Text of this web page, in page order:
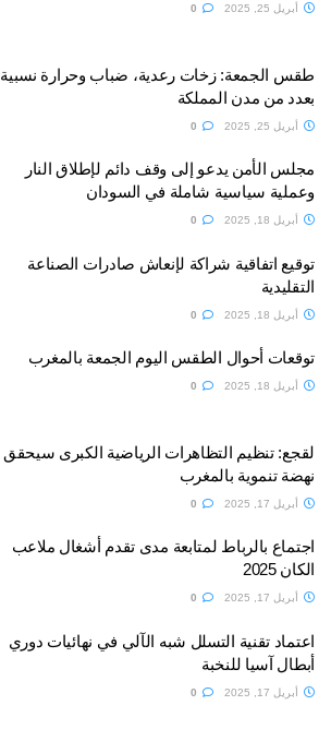
أبريل 25, 2025
طقس الجمعة: زخات رعدية، ضباب وحرارة نسبية
بعدد من مدن المملكة
أبريل 25, 2025
مجلس الأمن يدعو إلى وقف دائم لإطلاق النار
وعملية سياسية شاملة في السودان
أبريل 18, 2025
توقيع اتفاقية شراكة لإنعاش صادرات الصناعة
التقليدية
أبريل 18, 2025
توقعات أحوال الطقس اليوم الجمعة بالمغرب
أبريل 18, 2025
لقجع: تنظيم التظاهرات الرياضية الكبرى سيحقق
نهضة تنموية بالمغرب
أبريل 17, 2025
اجتماع بالرباط لمتابعة مدى تقدم أشغال ملاعب
الكان 2025
أبريل 17, 2025
اعتماد تقنية التسلل شبه الآلي في نهائيات دوري
أبطال آسيا للنخبة
أبريل 17, 2025